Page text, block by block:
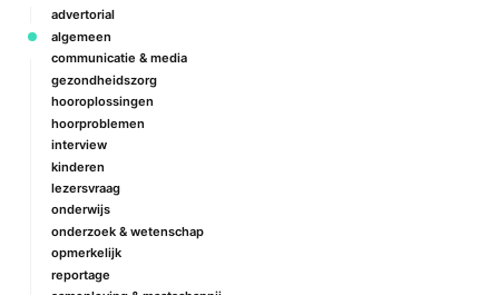
advertorial
algemeen
communicatie & media
gezondheidszorg
hooroplossingen
hoorproblemen
interview
kinderen
lezersvraag
onderwijs
onderzoek & wetenschap
opmerkelijk
reportage